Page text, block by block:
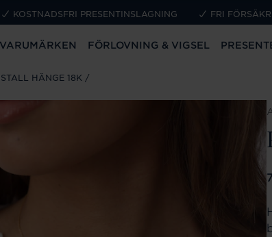
KOSTNADSFRI PRESENTINSLAGNING FRI
VARUMÄRKEN FÖRLOVNING & VIGSEL
HÄNGE 18K